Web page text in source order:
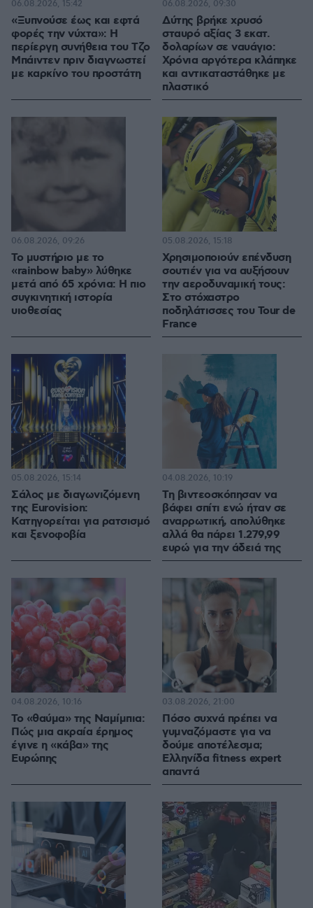
«Ξυπνούσε έως και εφτά
φορές την νύχτα»: Η
περίεργη συνήθεια του Τζο
Μπάιντεν πριν διαγνωστεί
με καρκίνο του προστάτη
06.08.2026, 15:42
Δύτης βρήκε χρυσό
σταυρό αξίας 3 εκατ.
δολαρίων σε ναυάγιο:
Χρόνια αργότερα κλάπηκε
και αντικαταστάθηκε με
πλαστικό
06.08.2026, 09:30
Το μυστήριο με το
«rainbow baby» λύθηκε
μετά από 65 χρόνια: Η πιο
συγκινητική ιστορία
υιοθεσίας
06.08.2026, 09:26
Χρησιμοποιούν επένδυση
σουτιέν για να αυξήσουν
την αεροδυναμική τους:
Στο στόχαστρο
ποδηλάτισσες του Tour de
France
05.08.2026, 15:18
Σάλος με διαγωνιζόμενη
της Eurovision:
Κατηγορείται για ρατσισμό
και ξενοφοβία
05.08.2026, 15:14
Τη βιντεοσκόπησαν να
βάφει σπίτι ενώ ήταν σε
αναρρωτική, απολύθηκε
αλλά θα πάρει 1.279,99
ευρώ για την άδειά της
04.08.2026, 10:19
Το «θαύμα» της Ναμίμπια:
Πώς μια ακραία έρημος
έγινε η «κάβα» της
Ευρώπης
04.08.2026, 10:16
Πόσο συχνά πρέπει να
γυμναζόμαστε για να
δούμε αποτέλεσμα;
Ελληνίδα fitness expert
απαντά
03.08.2026, 21:00